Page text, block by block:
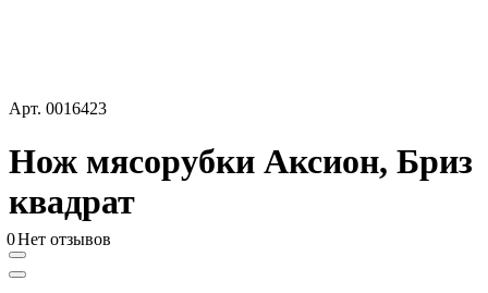
Арт. 0016423
Нож мясорубки Аксион, Бриз
квадрат
0Нет отзывов